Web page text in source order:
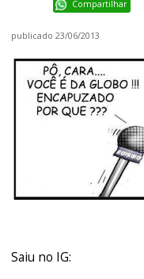
Compartilhar
publicado 23/06/2013
Saiu no IG: